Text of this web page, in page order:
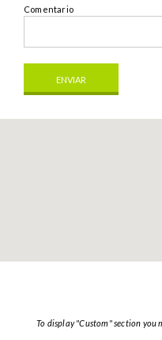
Comentario
To display "Custom" section you